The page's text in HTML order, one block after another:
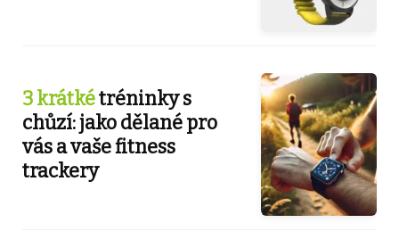
3 krátkétréninky s
chůzí: jako dělané pro
vás a vaše fitness
trackery